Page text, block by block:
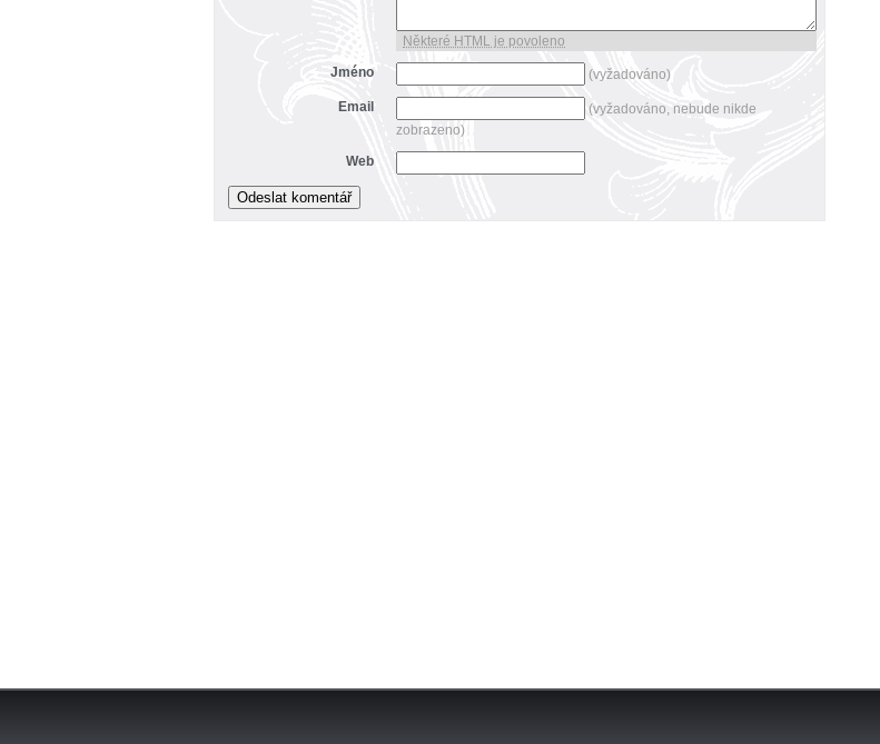
Některé HTML je povoleno
Jméno
(vyžadováno)
Email
(vyžadováno, nebude nikde
zobrazeno)
Web